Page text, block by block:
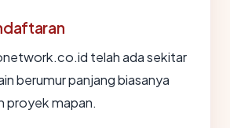
telah ada sekitar
berumur panjang biasanya
proyek mapan.